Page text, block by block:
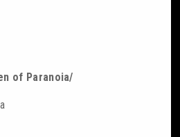
of Paranoia/